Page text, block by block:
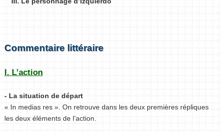
Commentaire littéraire
I. L’action
- La situation de départ
« In medias res ». On retrouve dans les deux premières répliques
les deux éléments de l’action.